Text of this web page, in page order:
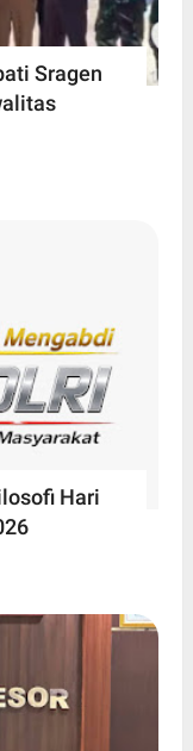
Sragen
Hari